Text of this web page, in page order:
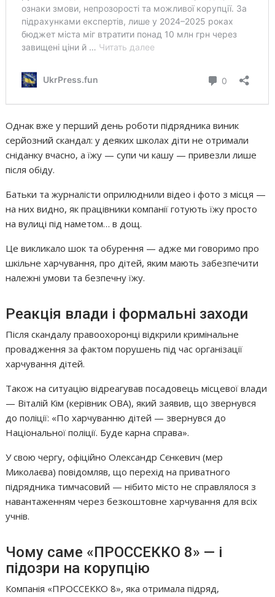
Однак вже у перший день роботи підрядника виник
серйозний скандал: у деяких школах діти не отримали
сніданку вчасно, а їжу — супи чи кашу — привезли лише
після обіду.
Батьки та журналісти оприлюднили відео і фото з місця —
на них видно, як працівники компанії готують їжу просто
на вулиці під наметом… в дощ.
Це викликало шок та обурення — адже ми говоримо про
шкільне харчування, про дітей, яким мають забезпечити
належні умови та безпечну їжу.
Реакція влади і формальні заходи
Після скандалу правоохоронці відкрили кримінальне
провадження за фактом порушень під час організації
харчування дітей.
Також на ситуацію відреагував посадовець місцевої влади
— Віталій Кім (керівник ОВА), який заявив, що звернувся
до поліції: «По харчуванню дітей — звернувся до
Національної поліції. Буде карна справа».
У свою чергу, офіційно Олександр Сєнкевич (мер
Миколаєва) повідомляв, що перехід на приватного
підрядника тимчасовий — нібито місто не справлялося з
навантаженням через безкоштовне харчування для всіх
учнів.
Чому саме «ПРОССЕККО 8» — і
підозри на корупцію
Компанія «ПРОССЕККО 8», яка отримала підряд,